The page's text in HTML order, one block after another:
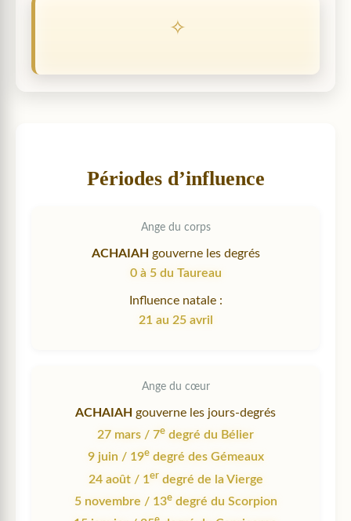
Périodes d’influence
Ange du corps
ACHAIAH gouverne les degrés
0 à 5 du Taureau
Influence natale :
21 au 25 avril
Ange du cœur
ACHAIAH gouverne les jours-degrés
27 mars / 7e degré du Bélier
9 juin / 19edegré des Gémeaux
24 août / 1er degré de la Vierge
5 novembre / 13edegré du Scorpion